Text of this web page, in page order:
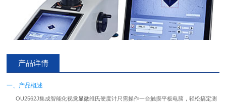
产品详情
一、产品概述
OU2562J集成智能化视觉显微维氏硬度计只需操作一台触摸平板电脑，轻松搞定测